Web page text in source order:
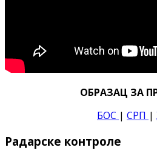
ОБРАЗАЦ ЗА
БОС | СРП |
Радарске контроле